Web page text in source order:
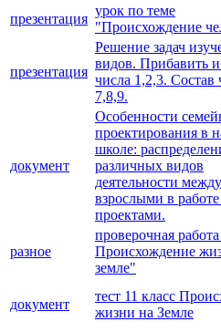
презентация
урок по теме
"Происхождение
презентация
Решение задач
видов. Прибавить
числа 1,2,3. Состав
7,8,9.
документ
Особенности
проектирования в
школе:
различных видов
деятельности
взрослыми в
проектами.
разное
проверочная
Происхождение
земле"
документ
тест 11 класс
жизни на Земле